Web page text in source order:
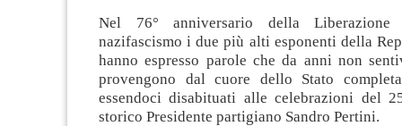
Nel 76° anniversario della Liberazione
nazifascismo i due più alti esponenti della
hanno espresso parole che da anni non
provengono dal cuore dello Stato
essendoci disabituati alle celebrazioni del
storico Presidente partigiano Sandro Pertini.